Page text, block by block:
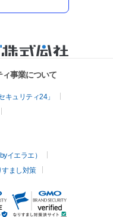
事業について
キュリティ24」
イエラエ）
すまし対策